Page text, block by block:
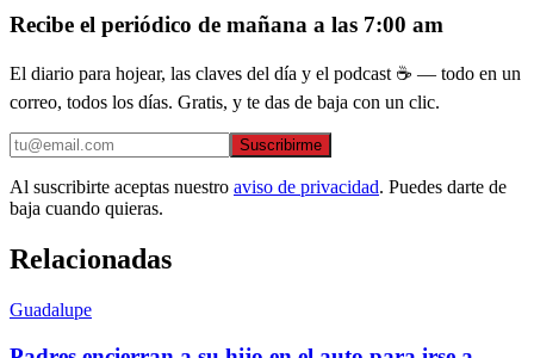
Recibe el periódico de mañana a las 7:00 am
El diario para hojear, las claves del día y el podcast ☕ — todo en un
correo, todos los días. Gratis, y te das de baja con un clic.
Suscribirme
Al suscribirte aceptas nuestro aviso de privacidad. Puedes darte de
baja cuando quieras.
Relacionadas
Guadalupe